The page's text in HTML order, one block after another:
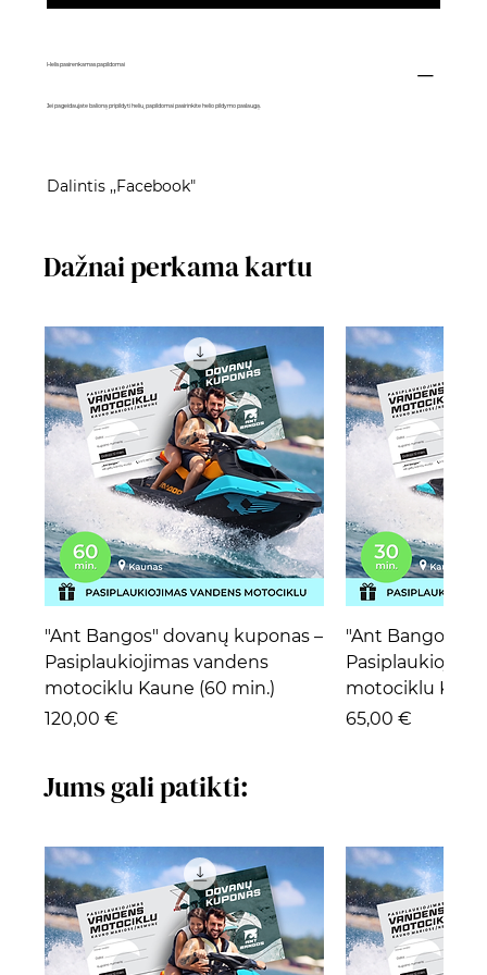
Helis pasirenkamas papildomai
Jei pageidaujate balioną pripildyti heliu, papildomai pasirinkitehelio pildymo paslaugą.
Dalintis ,,Facebook"
Dažnai perkama kartu
"Ant Bangos" dovanų kuponas –
Pasiplaukiojimas vandens
motociklu Kaune (60 min.)
Kaina
120,00 €
"Ant Bangos"
motociklu
Kaina
65,00 €
Jums gali patikti: